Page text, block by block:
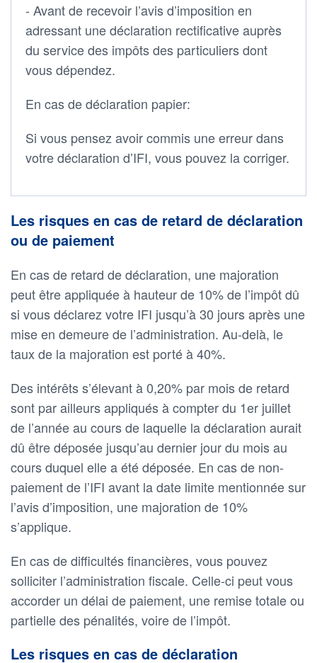
- Avant de recevoir l’avis d’imposition en
adressant une déclaration rectificative auprès
du service des impôts des particuliers dont
vous dépendez.
En cas de déclaration papier:
Si vous pensez avoir commis une erreur dans
votre déclaration d’IFI, vous pouvez la corriger.
Les risques en cas de retard de déclaration
ou de paiement
En cas de retard de déclaration, une majoration
peut être appliquée à hauteur de 10% de l’impôt dû
si vous déclarez votre IFI jusqu’à 30 jours après une
mise en demeure de l’administration. Au-delà, le
taux de la majoration est porté à 40%.
Des intérêts s’élevant à 0,20% par mois de retard
sont par ailleurs appliqués à compter du 1er juillet
de l’année au cours de laquelle la déclaration aurait
dû être déposée jusqu’au dernier jour du mois au
cours duquel elle a été déposée. En cas de non-
paiement de l’IFI avant la date limite mentionnée sur
l’avis d’imposition, une majoration de 10%
s’applique.
En cas de difficultés financières, vous pouvez
solliciter l’administration fiscale. Celle-ci peut vous
accorder un délai de paiement, une remise totale ou
partielle des pénalités, voire de l’impôt.
Les risques en cas de déclaration